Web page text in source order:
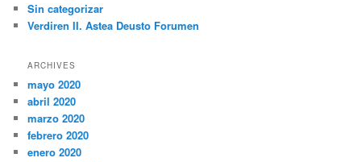
Sin categorizar
Verdiren II. Astea Deusto Forumen
ARCHIVES
mayo 2020
abril 2020
marzo 2020
febrero 2020
enero 2020